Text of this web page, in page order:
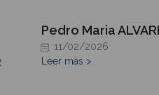
Pedro Maria
11/02/2026
Leer más >